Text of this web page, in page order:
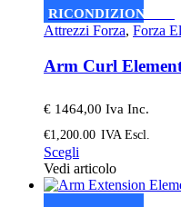
varianti.
Le
opzioni
possono
essere
nella
del
prodotto
RICONDIZIONATO
Attrezzi Forza, Forza
Arm Curl
€ 1464,00 Iva Inc.
€1,200.00 IVA Escl.
Scegli
prodotto
ha
Vedi articolo